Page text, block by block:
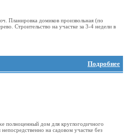
Планировка домиков произвольная (по
Строительство на участке за 3-4 недели в
Подробнее
полноценный дом для круглогодичного
на садовом участке без